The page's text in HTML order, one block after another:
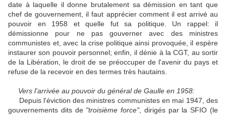
date à laquelle il donne brutalement sa démission en tant que
chef de gouvernement, il faut apprécier comment il est arrivé au
pouvoir en 1958 et quelle fut sa politique. Un rappel: il
démissionne pour ne pas gouverner avec des ministres
communistes et, avec la crise politique ainsi provoquée, il espère
instaurer son pouvoir personnel; enfin, il dénie à la CGT, au sortir
de la Libération, le droit de se préoccuper de l'avenir du pays et
refuse de la recevoir en des termes très hautains.
Vers l'arrivée au pouvoir du général de Gaulle en 1958:
Depuis l'éviction des ministres communistes en mai 1947, des
gouvernements dits de "troisième force", dirigés par la SFIO (le